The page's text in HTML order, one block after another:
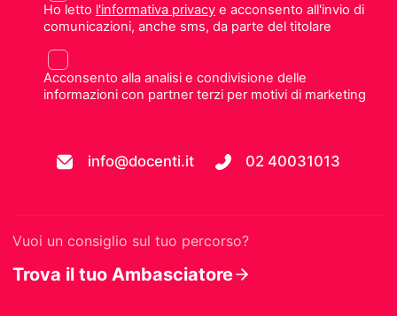
Ho letto l'informativa privacye acconsento all'invio di
comunicazioni, anche sms, da parte del titolare
Acconsento alla analisi e condivisione delle
informazioni con partner terzi per motivi di marketing
info@docenti.it 02 40031013
Vuoi un consiglio sul tuo percorso?
Trova il tuo Ambasciatore